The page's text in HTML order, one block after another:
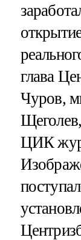
глава
Чуров,
ЦИК